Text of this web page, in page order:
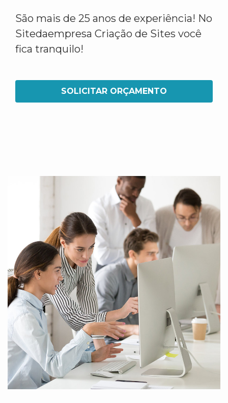
São mais de 25 anos de experiência! No
Sitedaempresa Criação de Sites você
fica tranquilo!
SOLICITAR ORÇAMENTO